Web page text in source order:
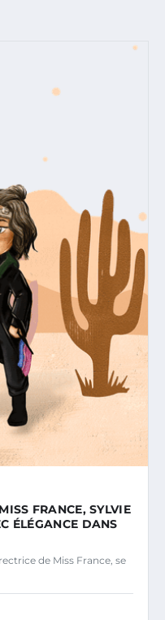
FRANCE, SYLVIE
ÉLÉGANCE DANS
de Miss France, se